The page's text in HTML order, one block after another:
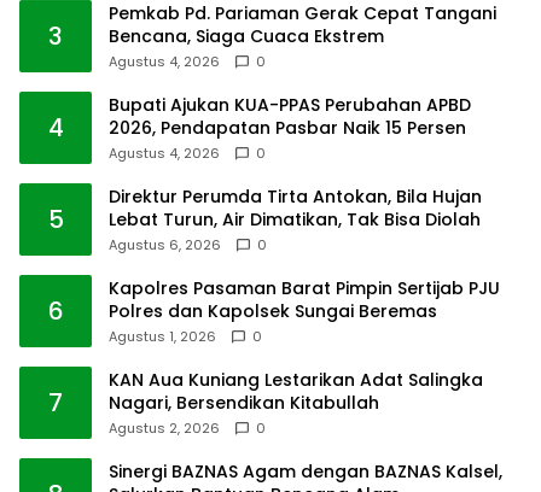
3
Pemkab Pd. Pariaman Gerak Cepat Tangani
Bencana, Siaga Cuaca Ekstrem
Agustus 4, 2026 0
4
Bupati Ajukan KUA-PPAS Perubahan APBD
2026, Pendapatan Pasbar Naik 15 Persen
Agustus 4, 2026 0
5
Direktur Perumda Tirta Antokan, Bila Hujan
Lebat Turun, Air Dimatikan, Tak Bisa Diolah
Agustus 6, 2026 0
6
Kapolres Pasaman Barat Pimpin Sertijab PJU
Polres dan Kapolsek Sungai Beremas
Agustus 1, 2026 0
7
KAN Aua Kuniang Lestarikan Adat Salingka
Nagari, Bersendikan Kitabullah
Agustus 2, 2026 0
Sinergi BAZNAS Agam dengan BAZNAS Kalsel,